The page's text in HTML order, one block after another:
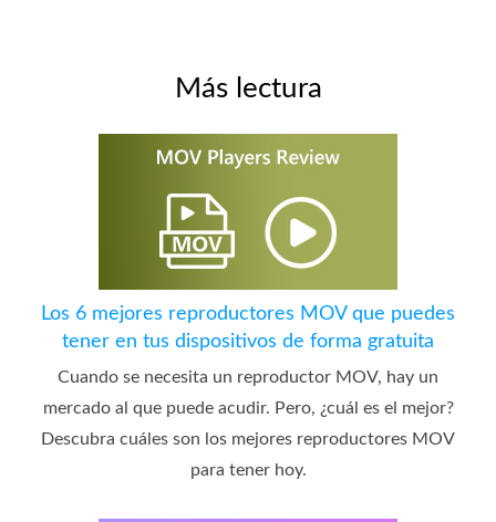
Más lectura
Los 6 mejores reproductores MOV que puedes
tener en tus dispositivos de forma gratuita
Cuando se necesita un reproductor MOV, hay un
mercado al que puede acudir. Pero, ¿cuál es el mejor?
Descubra cuáles son los mejores reproductores MOV
para tener hoy.